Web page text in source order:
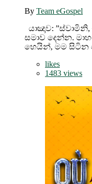
By Team eGospel
යාඤාව:
සමාව දෙන්න.
හෙයින්, මම සිටින
likes
1483 views